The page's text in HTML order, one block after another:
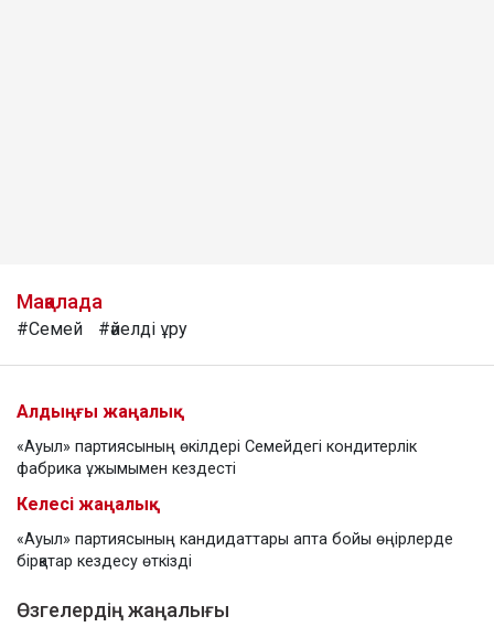
Мақалада
#Семей #әйелді ұру
Алдыңғы жаңалық
«Ауыл» партиясының өкілдері Семейдегі кондитерлік
фабрика ұжымымен кездесті
Келесі жаңалық
«Ауыл» партиясының кандидаттары апта бойы өңірлерде
бірқатар кездесу өткізді